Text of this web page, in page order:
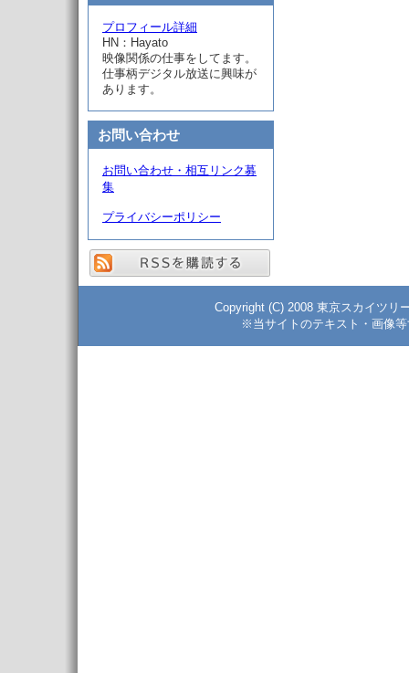
プロフィール詳細
HN：Hayato
映像関係の仕事をしてます。
仕事柄デジタル放送に興味が
あります。
お問い合わせ
お問い合わせ・相互リンク募
集
プライバシーポリシー
Copyright (C) 2008 東京スカイツリ
※当サイトのテキスト・画像